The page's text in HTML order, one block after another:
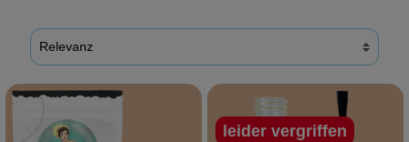
leider vergriffen